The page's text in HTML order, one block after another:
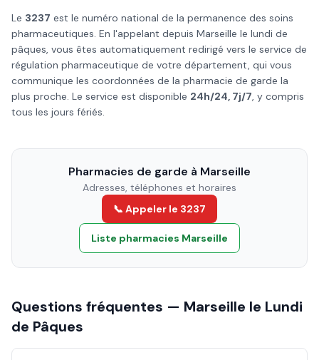
Le 3237 est le numéro national de la permanence des soins
pharmaceutiques. En l'appelant depuis Marseille le lundi de
pâques, vous êtes automatiquement redirigé vers le service de
régulation pharmaceutique de votre département, qui vous
communique les coordonnées de la pharmacie de garde la
plus proche. Le service est disponible 24h/24, 7j/7, y compris
tous les jours fériés.
Pharmacies de garde à Marseille
Adresses, téléphones et horaires
📞 Appeler le 3237
Liste pharmacies Marseille
Questions fréquentes — Marseille le Lundi
de Pâques